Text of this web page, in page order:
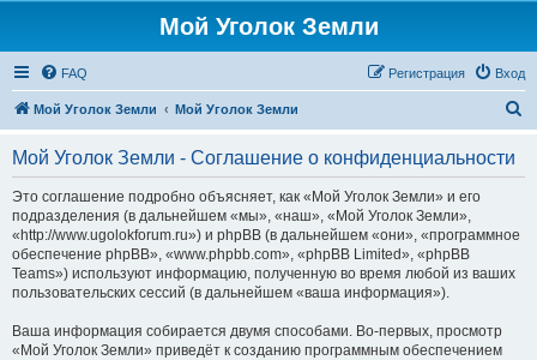
Мой Уголок Земли
FAQ Вход
Регистрация
Мой Уголок Земли Мой Уголок Земли
Мой Уголок Земли - Соглашение о конфиденциальности
Это соглашение подробно объясняет, как «Мой Уголок Земли» и его
подразделения (в дальнейшем «мы», «наш», «Мой Уголок Земли»,
«http://www.ugolokforum.ru») и phpBB (в дальнейшем «они», «программное
обеспечение phpBB», «www.phpbb.com», «phpBB Limited», «phpBB
Teams») используют информацию, полученную во время любой из ваших
пользовательских сессий (в дальнейшем «ваша информация»).
Ваша информация собирается двумя способами. Во-первых, просмотр
«Мой Уголок Земли» приведёт к созданию программным обеспечением